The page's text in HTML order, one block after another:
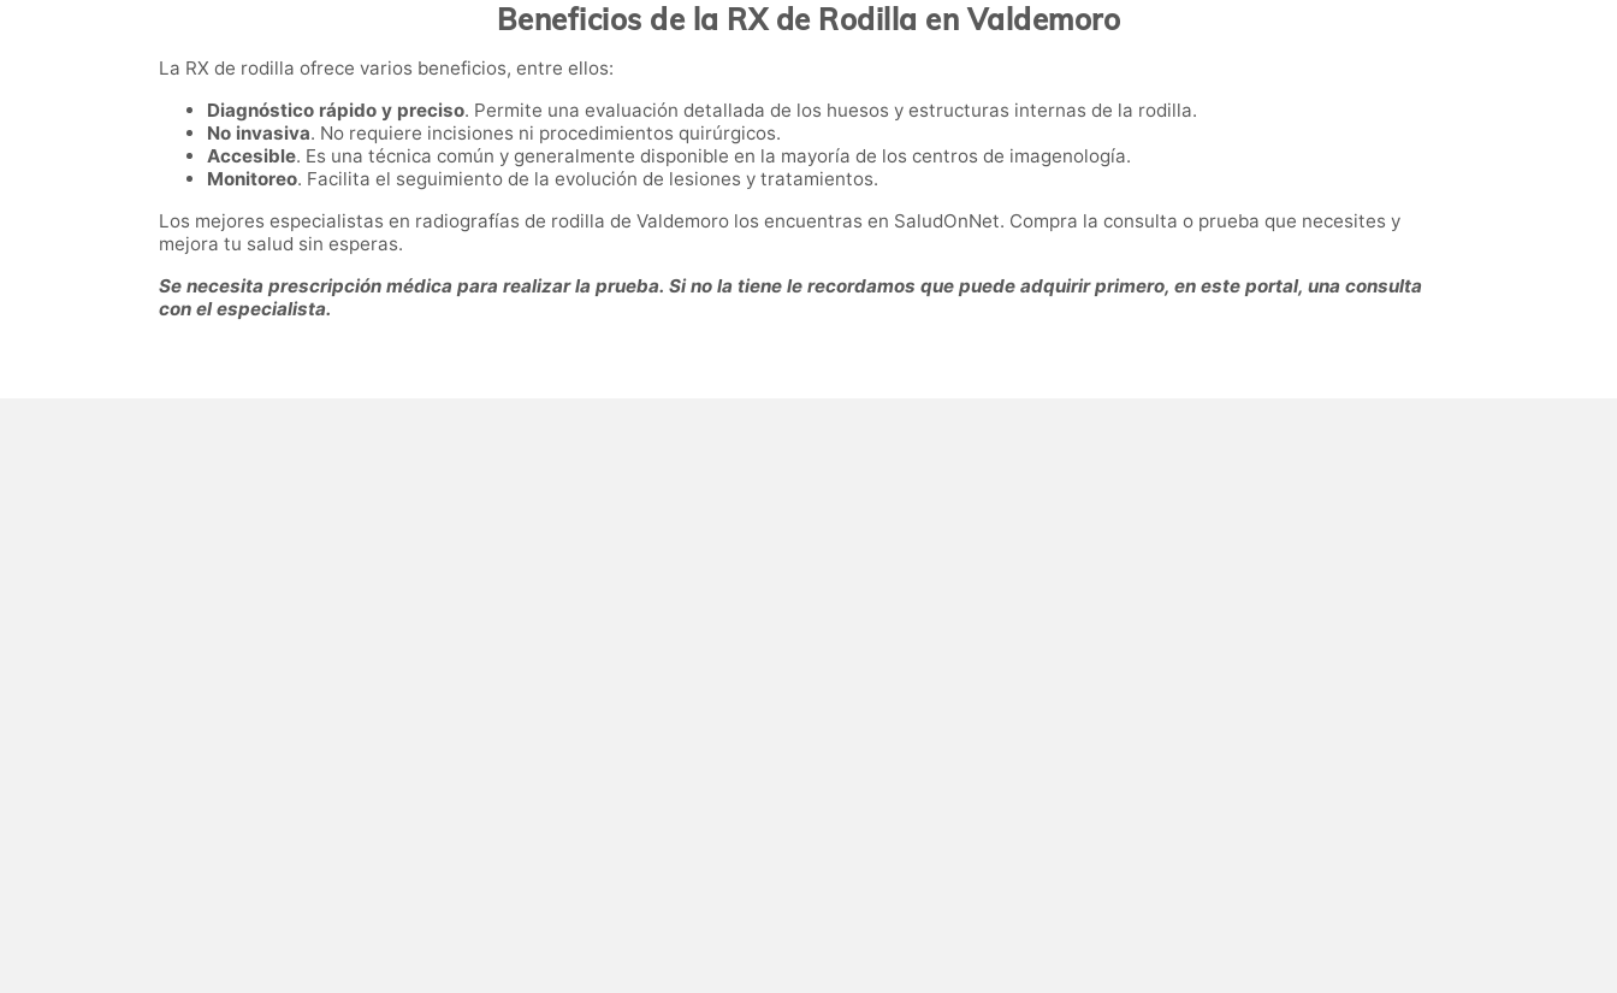
Beneficios de la RX de Rodilla en Valdemoro
La RX de rodilla ofrece varios beneficios, entre ellos:
Diagnóstico rápido y preciso. Permite una evaluación detallada de los huesos y estructuras internas de la rodilla.
No invasiva. No requiere incisiones ni procedimientos quirúrgicos.
Accesible. Es una técnica común y generalmente disponible en la mayoría de los centros de imagenología.
Monitoreo. Facilita el seguimiento de la evolución de lesiones y tratamientos.
Los mejores especialistas en radiografías de rodilla de Valdemoro los encuentras en SaludOnNet. Compra la consulta o prueba que necesites y
mejora tu salud sin esperas.
Se necesita prescripción médica para realizar la prueba. Si no la tiene le recordamos que puede adquirir primero, en este portal, una consulta
con el especialista.